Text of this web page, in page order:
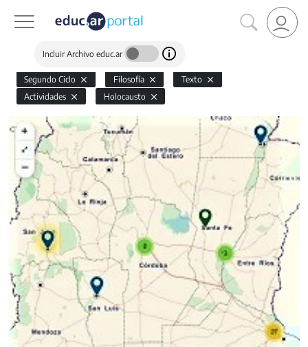
Incluir Archivo educ.ar
Segundo Ciclo Filosofía
Texto
Actividades
Holocausto